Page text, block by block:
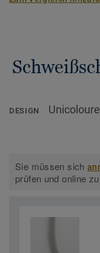
DESIGN
Sie müssen sich
prüfen und online